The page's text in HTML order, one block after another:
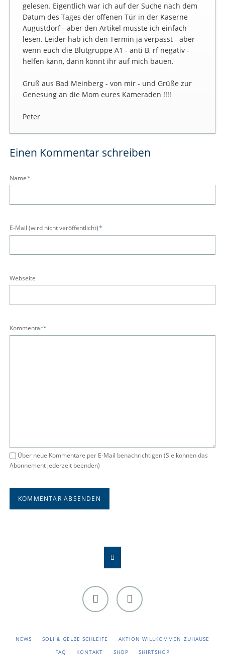
gelesen. Eigentlich war ich auf der Suche nach dem
Datum des Tages der offenen Tür in der Kaserne
Augustdorf - aber den Artikel musste ich einfach
lesen. Leider hab ich den Termin ja verpasst - aber
wenn euch die Blutgruppe A1 - anti B, rf negativ -
helfen kann, dann könnt ihr auf mich bauen.
Gruß aus Bad Meinberg - von mir - und Grüße zur
Genesung an die Mom eures Kameraden !!!!
Peter
Einen Kommentar schreiben
Pflichtfeld
Name*
Pflichtfeld
E-Mail (wird nicht veröffentlicht)*
Webseite
Pflichtfeld
Kommentar*
Über neue Kommentare per E-Mail benachrichtigen (Sie können das
Abonnement jederzeit beenden)
KOMMENTAR ABSENDEN
NEWS SOLI & GELBE SCHLEIFE
AKTION WILLKOMMEN ZUHAUSE
FAQ
KONTAKT SHOP SHIRTSHOP